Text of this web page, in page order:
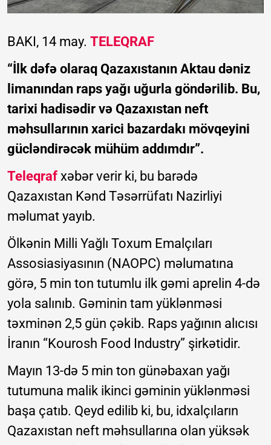
BAKI, 14 may. TELEQRAF
“İlk dəfə olaraq Qazaxıstanın Aktau dəniz
limanından raps yağı uğurla göndərilib. Bu,
tarixi hadisədir və Qazaxıstan neft
məhsullarının xarici bazardakı mövqeyini
gücləndirəcək mühüm addımdır”.
Teleqraf xəbər verir ki, bu barədə
Qazaxıstan Kənd Təsərrüfatı Nazirliyi
məlumat yayıb.
Ölkənin Milli Yağlı Toxum Emalçıları
Assosiasiyasının (NAOPC) məlumatına
görə, 5 min ton tutumlu ilk gəmi aprelin 4-də
yola salınıb. Gəminin tam yüklənməsi
təxminən 2,5 gün çəkib. Raps yağının alıcısı
İranın “Kourosh Food Industry” şirkətidir.
Mayın 13-də 5 min ton günəbaxan yağı
tutumuna malik ikinci gəminin yüklənməsi
başa çatıb. Qeyd edilib ki, bu, idxalçıların
Qazaxıstan neft məhsullarına olan yüksək